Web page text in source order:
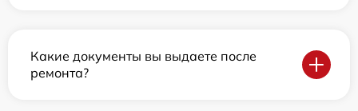
Какие документы вы выдаете после
ремонта?